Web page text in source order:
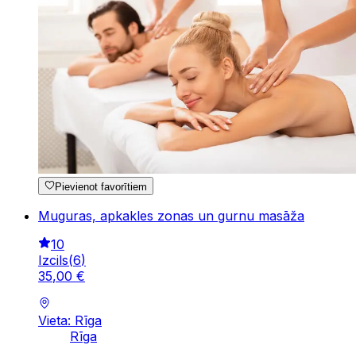
Pievienot favorītiem
Muguras, apkakles zonas un gurnu masāža
10
Izcils(6)
35,00 €
Vieta: Rīga
Rīga